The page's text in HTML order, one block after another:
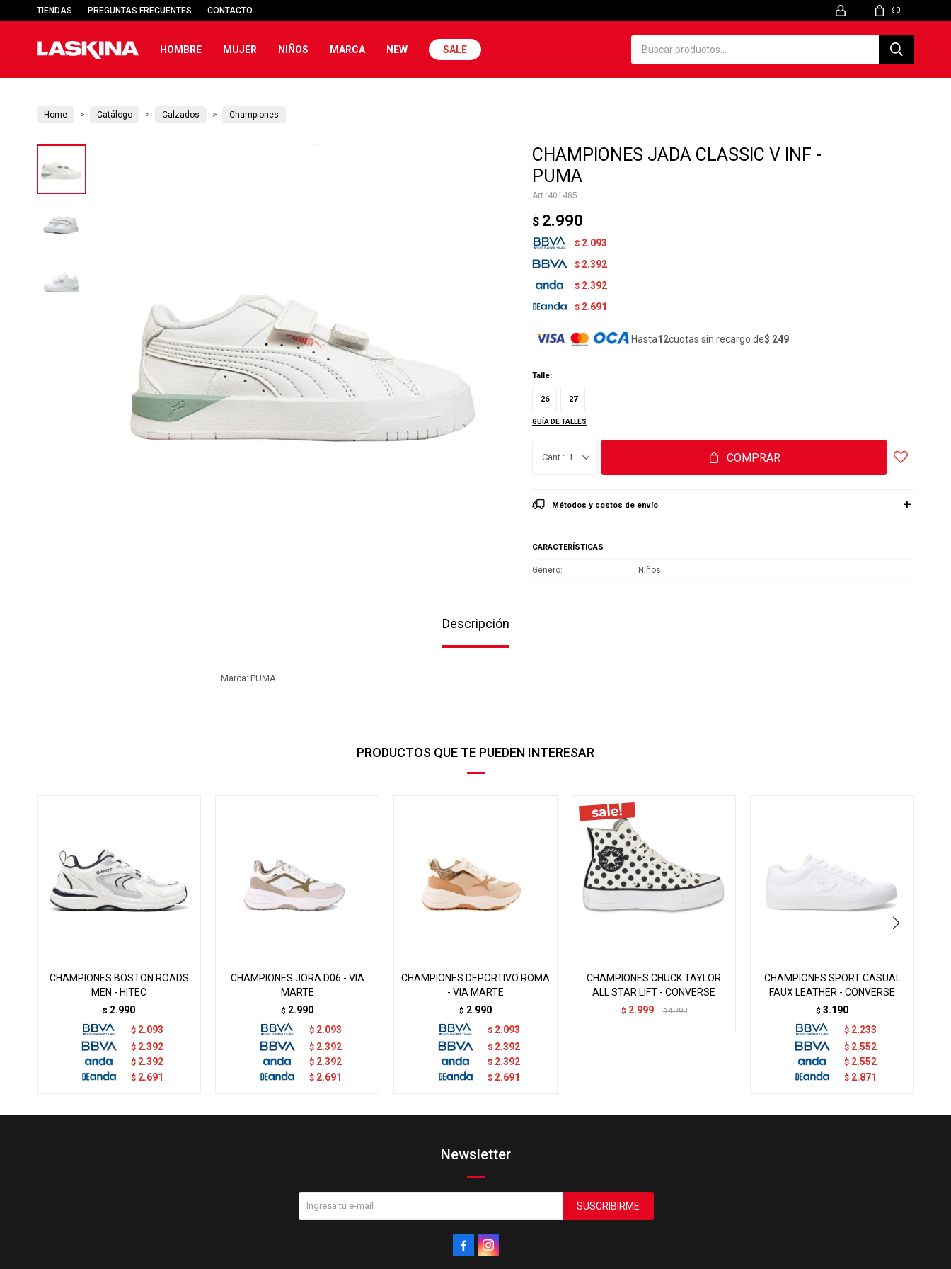
HOMBRE MUJER NIÑOS MARCA NEW SALE
$ 0
TIENDAS PREGUNTAS FRECUENTES CONTACTO
Home Catálogo Calzados Championes
CHAMPIONES JADA CLASSIC V INF -
PUMA
401485
$ 2.990
$ 2.093
$ 2.392
$ 2.392
$ 2.691
Hasta12cuotas sin recargo de$ 249
Talle:
26 27
GUÍA DE TALLES
1 COMPRAR
Métodos y costos de envío
CARACTERÍSTICAS
Genero Niños
Descripción
Marca: PUMA
PRODUCTOS QUE TE PUEDEN INTERESAR
CHAMPIONES BOSTON ROADS
MEN - HITEC
$ 2.990
$ 2.093
$ 2.392
$ 2.392
$ 2.691
CHAMPIONES JORA D06 - VIA
MARTE
$ 2.990
$ 2.093
$ 2.392
$ 2.392
$ 2.691
CHAMPIONES DEPORTIVO ROMA
- VIA MARTE
$ 2.990
$ 2.093
$ 2.392
$ 2.392
$ 2.691
CHAMPIONES CHUCK TAYLOR
ALL STAR LIFT - CONVERSE
$ 2.999 $ 4.790
CHAMPIONES SPORT CASUAL
FAUX LEATHER - CONVERSE
$ 3.190
$ 2.233
$ 2.552
$ 2.552
$ 2.871
Newsletter
SUSCRIBIRME
 